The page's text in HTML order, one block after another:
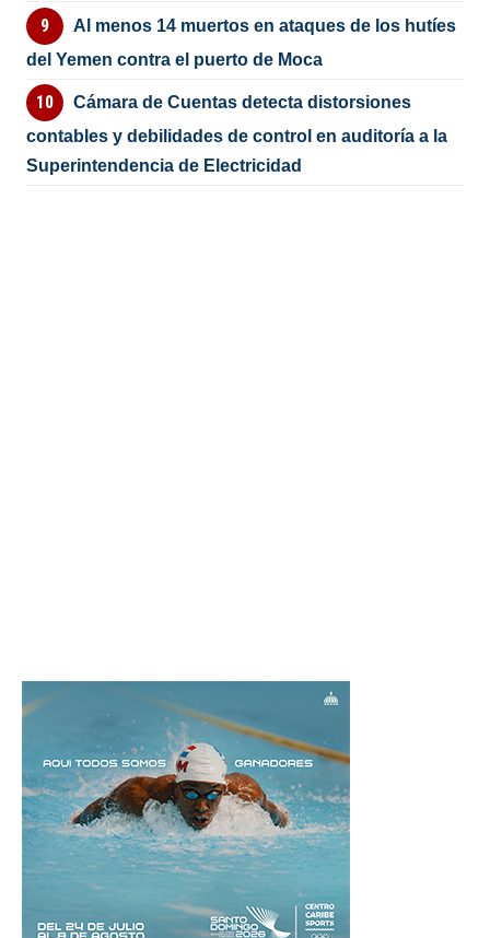
Al menos 14 muertos en ataques de los hutíes
del Yemen contra el puerto de Moca
Cámara de Cuentas detecta distorsiones
contables y debilidades de control en auditoría a la
Superintendencia de Electricidad